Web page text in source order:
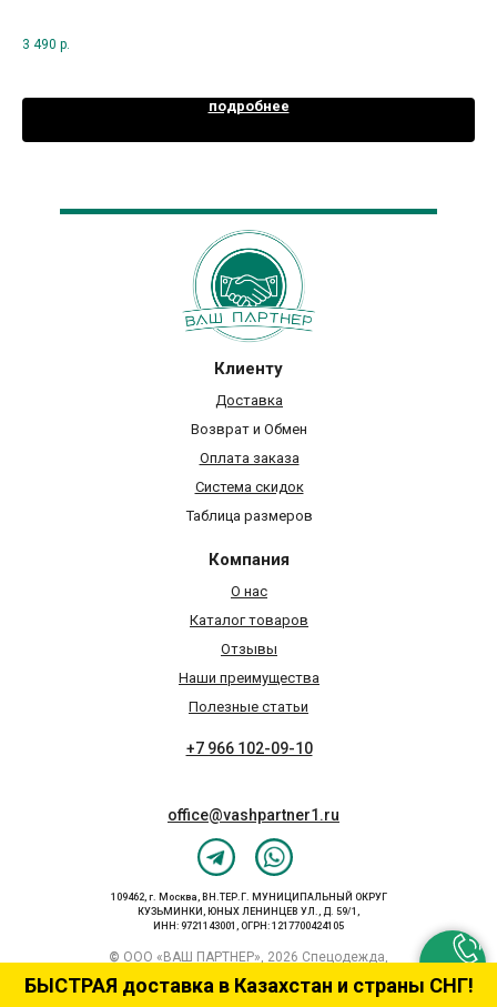
3 490 р.
подробнее
БЫСТРАЯ доставка в Казахстан и страны СНГ!
Доставка
Возврат и Обмен
Система скидок
Таблица размеров
Оплата заказа
Клиенту
О нас
Каталог товаров
Наши преимущества
Полезные статьи
Отзывы
Компания
© ООО «ВАШ ПАРТНЕР», 2026 Спецодежда,
спецобувь, СИЗ от производителя
+7 966 102-09-10
office@vashpartner1.ru
109462, г. Москва, ВН.ТЕР.Г. МУНИЦИПАЛЬНЫЙ ОКРУГ
КУЗЬМИНКИ, ЮНЫХ ЛЕНИНЦЕВ УЛ., Д. 59/1,
ИНН: 9721143001, ОГРН: 1217700424105